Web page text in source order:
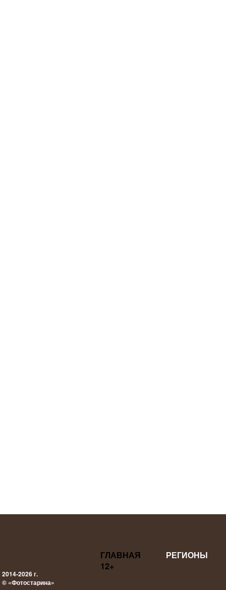
2014-2026 г.
© «Фотостарина»
ГЛАВНАЯ
РЕГИОНЫ
12+